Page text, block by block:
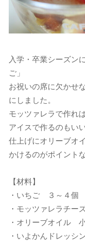
入学・卒業シーズン
ご」
お祝いの席に欠かせ
にしました。
モッツァレラで作れ
アイスで作るのもい
仕上げにオリーブオ
かけるのがポイント
【材料】
・いちご ３～４個
・モッツァレラチー
・オリーブオイル
・いよかんドレッ